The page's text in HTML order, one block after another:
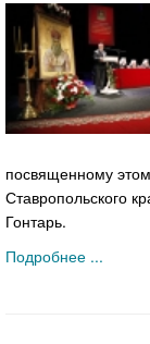
посвященному
Ставропольского
Гонтарь.
Подробнее ...